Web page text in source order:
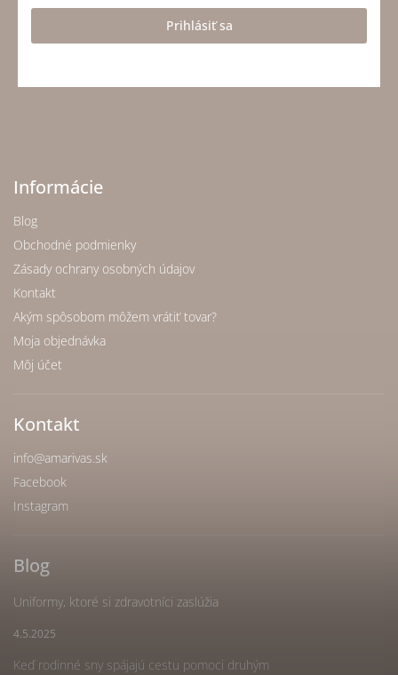
Prihlásiť sa
Informácie
Blog
Obchodné podmienky
Zásady ochrany osobných údajov
Kontakt
Akým spôsobom môžem vrátiť tovar?
Moja objednávka
Môj účet
Kontakt
info@amarivas.sk
Facebook
Instagram
Blog
Uniformy, ktoré si zdravotníci zaslúžia
4.5.2025
Keď rodinné sny spájajú cestu pomoci druhým